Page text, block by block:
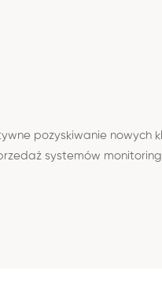
pozyskiwanie nowych
systemów